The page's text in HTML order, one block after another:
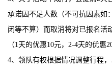
承诺因不足人数（不可抗因素如
闭等不算）而取消将对已报名活
（1天的优惠10元，2-4天的优惠
4、领队有权根据情况调整行程